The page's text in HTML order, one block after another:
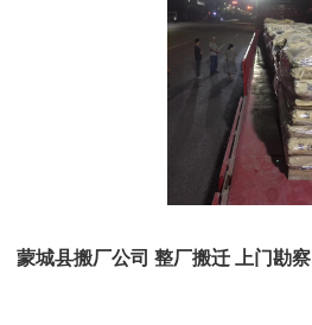
蒙城县搬厂公司 整厂搬迁 上门勘察